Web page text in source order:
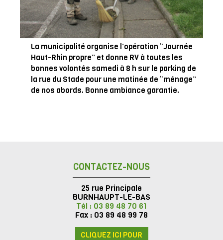
La municipalité organise l’opération “Journée
Haut-Rhin propre” et donne RV à toutes les
bonnes volontés samedi à 8 h sur le parking de
la rue du Stade pour une matinée de “ménage”
de nos abords. Bonne ambiance garantie.
CONTACTEZ-NOUS
25 rue Principale
BURNHAUPT-LE-BAS
Tél : 03 89 48 70 61
Fax : 03 89 48 99 78
CLIQUEZ ICI POUR